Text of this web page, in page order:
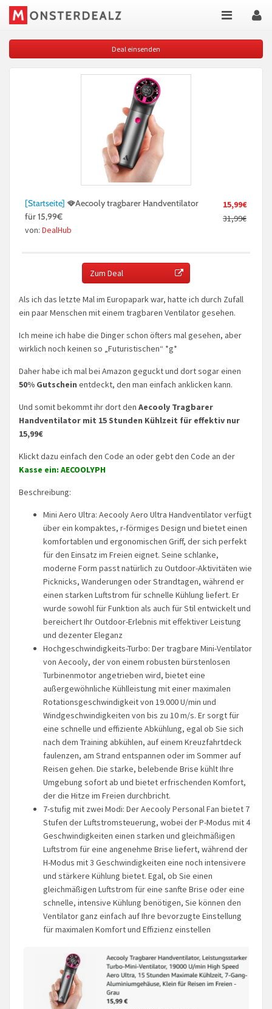
Deal einsenden
15,99€
31,99€
[Startseite] 🪭Aecooly tragbarer Handventilator
für 15,99€
von: DealHub
Zum Deal
Als ich das letzte Mal im Europapark war, hatte ich durch Zufall
ein paar Menschen mit einem tragbaren Ventilator gesehen.
Ich meine ich habe die Dinger schon öfters mal gesehen, aber
wirklich noch keinen so „Futuristischen“ *g*
Daher habe ich mal bei Amazon geguckt und dort sogar einen
50% Gutschein entdeckt, den man einfach anklicken kann.
Und somit bekommt ihr dort den Aecooly Tragbarer
Handventilator mit 15 Stunden Kühlzeit für effektiv nur
15,99€
Klickt dazu einfach den Code an oder gebt den Code an der
Kasse ein: AECOOLYPH
Beschreibung:
Mini Aero Ultra: Aecooly Aero Ultra Handventilator verfügt
über ein kompaktes, r-förmiges Design und bietet einen
komfortablen und ergonomischen Griff, der sich perfekt
für den Einsatz im Freien eignet. Seine schlanke,
moderne Form passt natürlich zu Outdoor-Aktivitäten wie
Picknicks, Wanderungen oder Strandtagen, während er
einen starken Luftstrom für schnelle Kühlung liefert. Er
wurde sowohl für Funktion als auch für Stil entwickelt und
bereichert Ihr Outdoor-Erlebnis mit effektiver Leistung
und dezenter Eleganz
Hochgeschwindigkeits-Turbo: Der tragbare Mini-Ventilator
von Aecooly, der von einem robusten bürstenlosen
Turbinenmotor angetrieben wird, bietet eine
außergewöhnliche Kühlleistung mit einer maximalen
Rotationsgeschwindigkeit von 19.000 U/min und
Windgeschwindigkeiten von bis zu 10 m/s. Er sorgt für
eine schnelle und effiziente Abkühlung, egal ob Sie sich
nach dem Training abkühlen, auf einem Kreuzfahrtdeck
faulenzen, am Strand entspannen oder im Sommer auf
Reisen gehen. Die starke, belebende Brise kühlt Ihre
Umgebung sofort ab und bietet erfrischenden Komfort,
der die Hitze im Freien durchbricht.
7-stufig mit zwei Modi: Der Aecooly Personal Fan bietet 7
Stufen der Luftstromsteuerung, wobei der P-Modus mit 4
Geschwindigkeiten einen starken und gleichmäßigen
Luftstrom für eine angenehme Brise liefert, während der
H-Modus mit 3 Geschwindigkeiten eine noch intensivere
und stärkere Kühlung bietet. Egal, ob Sie einen
gleichmäßigen Luftstrom für eine sanfte Brise oder eine
schnelle, intensive Kühlung benötigen, Sie können den
Ventilator ganz einfach auf Ihre bevorzugte Einstellung
für maximalen Komfort und Effizienz einstellen